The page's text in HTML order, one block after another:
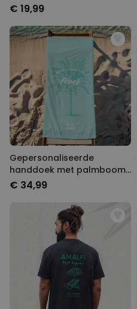
€ 19,99
Gepersonaliseerde
handdoek met palmboom
en tekst
€ 34,99